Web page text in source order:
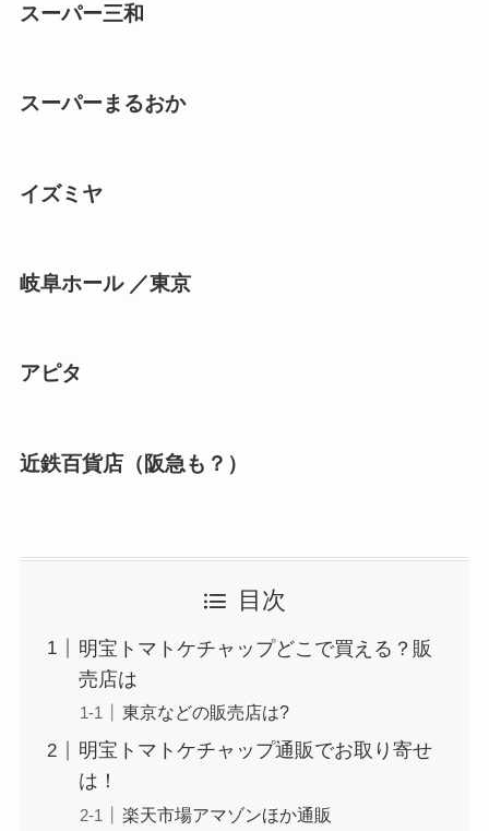
スーパー三和
スーパーまるおか
イズミヤ
岐阜ホール ／東京
アピタ
近鉄百貨店（阪急も？）
目次
明宝トマトケチャップどこで買える？販
売店は
東京などの販売店は?
明宝トマトケチャップ通販でお取り寄せ
は！
楽天市場アマゾンほか通販